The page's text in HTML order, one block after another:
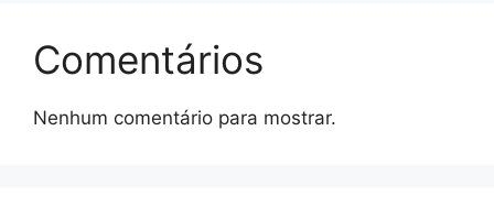
Comentários
Nenhum comentário para mostrar.